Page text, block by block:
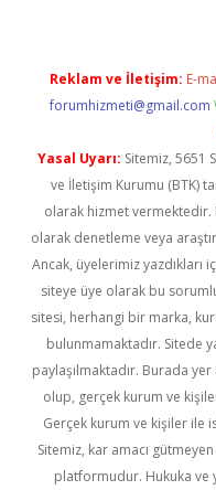
Reklam ve İletişim: E-
forumhizmeti@gmail.com
Yasal Uyarı: Sitemiz, 5651
ve İletişim Kurumu (BTK)
olarak hizmet
olarak denetleme veya
Ancak, üyelerimiz yazdıkları
siteye üye olarak bu
sitesi, herhangi bir marka,
bulunmamaktadır. Sitede
paylaşılmaktadır. Burada
olup, gerçek kurum ve
Gerçek kurum ve kişiler ile
Sitemiz, kar amacı
platformudur. Hukuka ve